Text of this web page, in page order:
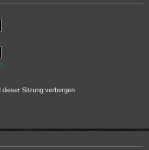
h
dieser Sitzung verbergen